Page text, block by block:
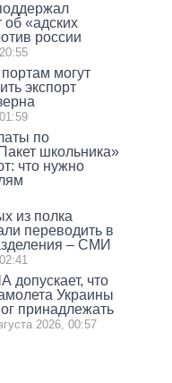
об «адских
россии
могут
экспорт
по
школьника»
что нужно
из полка
переводить в
– СМИ
допускает, что
Украины
принадлежать
2026, 00:57